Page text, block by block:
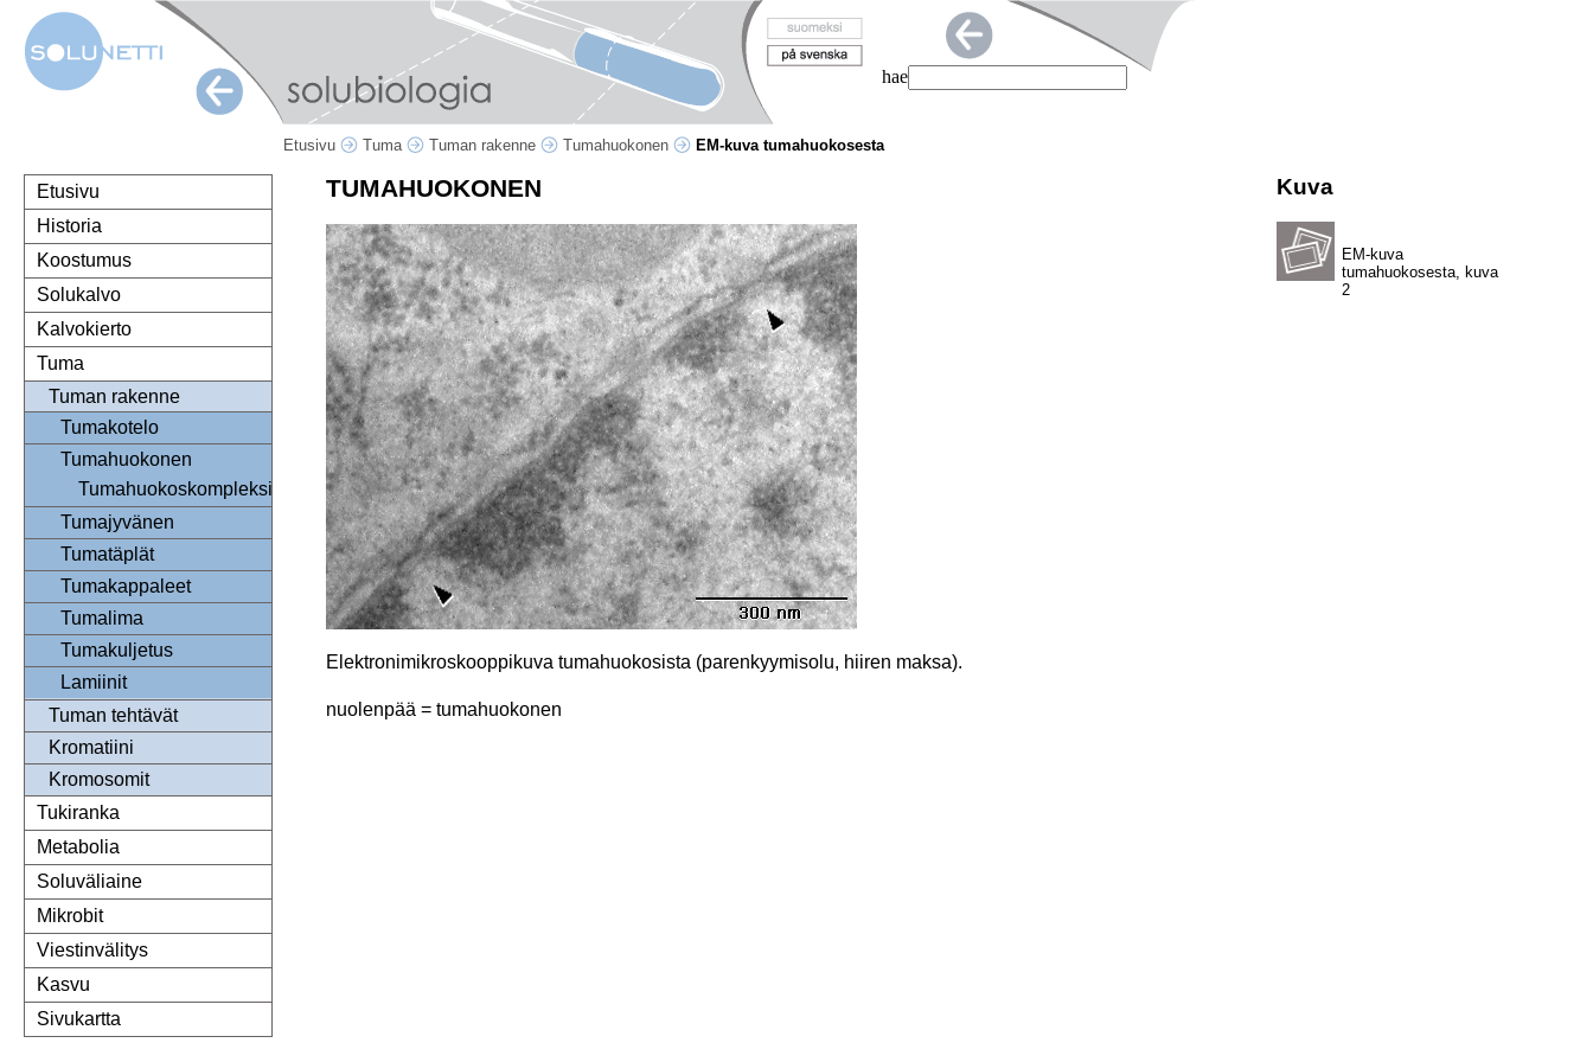
hae
Etusivu Tuma Tuman rakenne Tumahuokonen EM-kuva tumahuokosesta
Etusivu
Historia
Koostumus
Solukalvo
Kalvokierto
Tuma
Tuman rakenne
Tumakotelo
Tumahuokonen
Tumahuokoskompleksi
Tumajyvänen
Tumatäplät
Tumakappaleet
Tumalima
Tumakuljetus
Lamiinit
Tuman tehtävät
Kromatiini
Kromosomit
Tukiranka
Metabolia
Soluväliaine
Mikrobit
Viestinvälitys
Kasvu
Sivukartta
Kuva
EM-kuva
tumahuokosesta, kuva
2
TUMAHUOKONEN
Elektronimikroskooppikuva tumahuokosista (parenkyymisolu, hiiren maksa).
nuolenpää = tumahuokonen